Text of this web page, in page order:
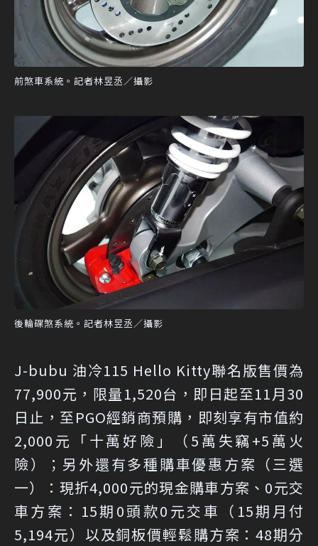
前煞車系統。記者林昱丞／攝影
後輪碟煞系統。記者林昱丞／攝影
J-bubu 油冷115 Hello Kitty聯名版售價為
77,900元，限量1,520台，即日起至11月30
日止，至PGO經銷商預購，即刻享有市值約
2,000元「十萬好險」（5萬失竊+5萬火
險）；另外還有多種購車優惠方案（三選
一）：現折4,000元的現金購車方案、0元交
車方案：15期0頭款0元交車（15期月付
5,194元）以及銅板價輕鬆購方案：48期分